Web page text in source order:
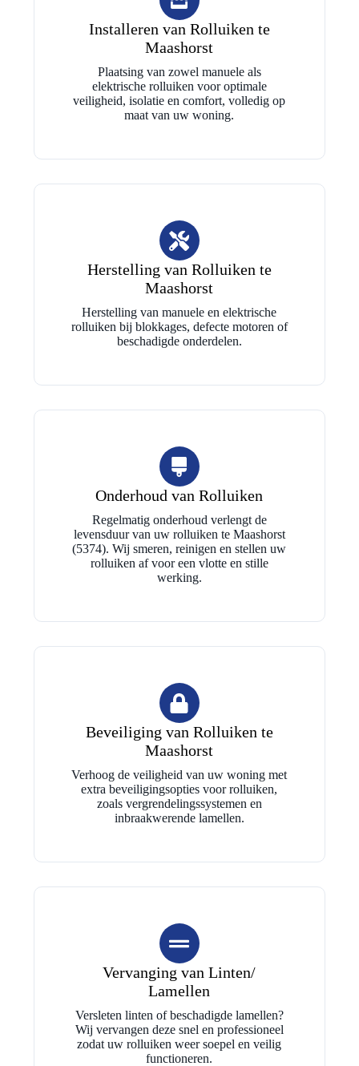
Installeren van Rolluiken te
Maashorst
Plaatsing van zowel manuele als
elektrische rolluiken voor optimale
veiligheid, isolatie en comfort, volledig op
maat van uw woning.
Herstelling van Rolluiken te
Maashorst
Herstelling van manuele en elektrische
rolluiken bij blokkages, defecte motoren of
beschadigde onderdelen.
Onderhoud van Rolluiken
Regelmatig onderhoud verlengt de
levensduur van uw rolluiken te Maashorst
(5374). Wij smeren, reinigen en stellen uw
rolluiken af voor een vlotte en stille
werking.
Beveiliging van Rolluiken te
Maashorst
Verhoog de veiligheid van uw woning met
extra beveiligingsopties voor rolluiken,
zoals vergrendelingssystemen en
inbraakwerende lamellen.
Vervanging van Linten/
Lamellen
Versleten linten of beschadigde lamellen?
Wij vervangen deze snel en professioneel
zodat uw rolluiken weer soepel en veilig
functioneren.